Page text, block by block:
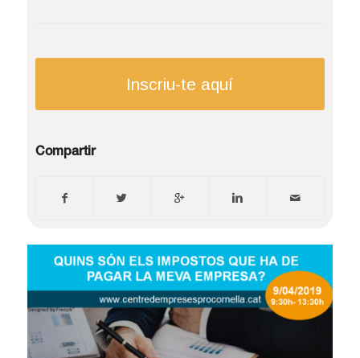
Inscriu-te aquí
Compartir